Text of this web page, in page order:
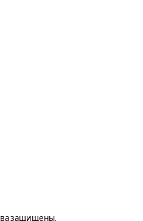
защищены.